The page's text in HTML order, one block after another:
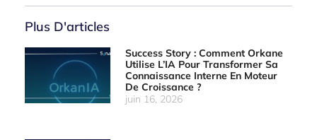
Plus D'articles
Success Story : Comment Orkane
Utilise L’IA Pour Transformer Sa
Connaissance Interne En Moteur
De Croissance ?
juin 16, 2026